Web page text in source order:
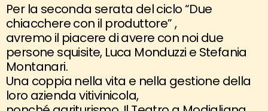
Per la seconda serata del ciclo “Due
chiacchere con il produttore” ,
avremo il piacere di avere con noi due
persone squisite, Luca Monduzzi e Stefania
Montanari.
Una coppia nella vita e nella gestione della
loro azienda vitivinicola,